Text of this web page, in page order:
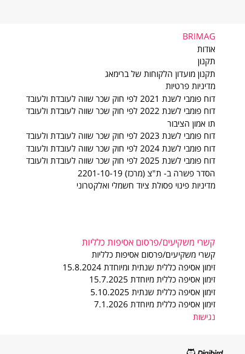
BRIMAG
BRIMAG
אודות
תקנון
תקנון מועדון הלקוחות של ברימאג
מדיניות פרטיות
דוח פומבי לשנת 2021 לפי חוק שכר שווה לעובדת ולעובד
דוח פומבי לשנת 2022 לפי חוק שכר שווה לעובדת ולעובד
תו אמון הציבור
דוח פומבי לשנת 2023 לפי חוק שכר שווה לעובדת ולעובד
דוח פומבי לשנת 2024 לפי חוק שכר שווה לעובדת ולעובד
דוח פומבי לשנת 2025 לפי חוק שכר שווה לעובדת ולעובד
הסדר פשרה ב- ת"צ (מרכז) 2201-10-19
מדיניות פינוי פסולת ציוד חשמלי ואלקטרוני
קשרי משקיעים/פרסום אסיפות כלליות
קשרי משקיעים/פרסום אסיפות כלליות
זימון אסיפה כללית שנתית ומיוחדת 15.8.2024
זימון אסיפה כללית מיוחדת 15.7.2025
זימון אסיפה כללית שנתית 5.10.2025
זימון אסיפה כללית מיוחדת 7.1.2026
נגישות